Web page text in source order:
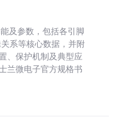
及参数，包括各引脚
系等核心数据，并附
、保护机制及典型应
兰微电子官方规格书